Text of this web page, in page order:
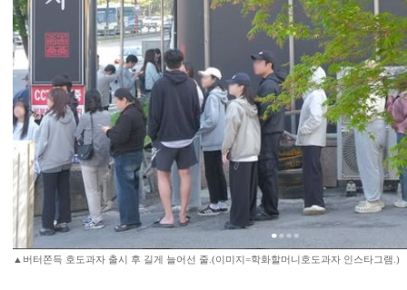
▲버터쫀득 호도과자 출시 후 길게 늘어선 줄.(이미지=학화할머니호도과자 인스타그램.)